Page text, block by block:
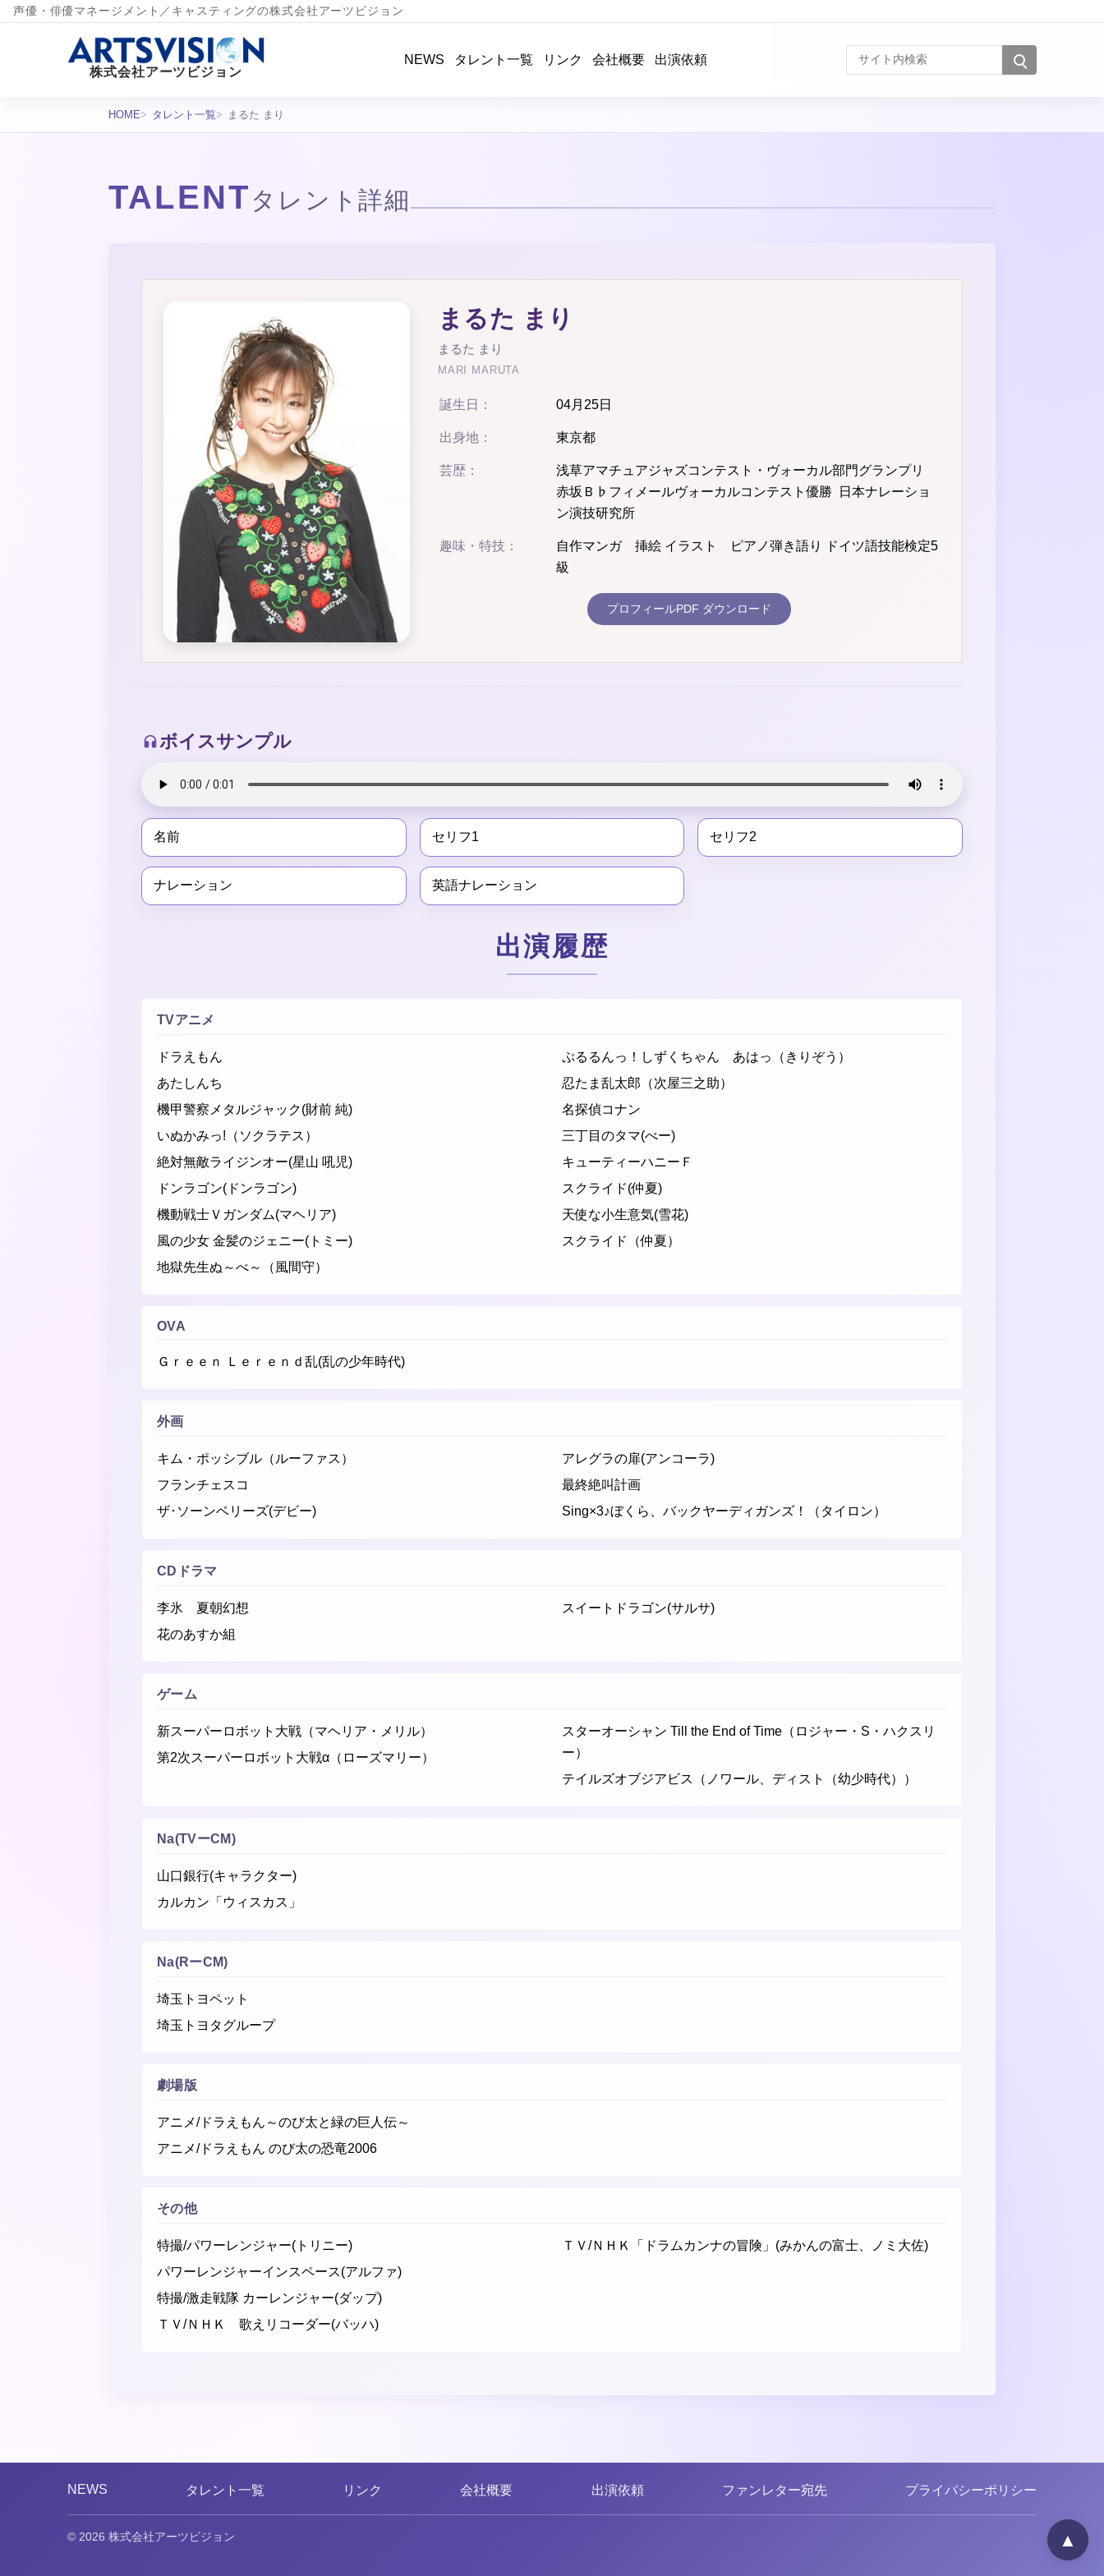
声優・俳優マネージメント／キャスティングの株式会社アーツビジョン
株式会社アーツビジョン
NEWS タレント一覧 リンク 会社概要 出演依頼 サイト内検索
HOME タレント一覧 まるた まり
TALENT タレント詳細
まるた まり
まるた まり
MARI MARUTA
誕生日： 04月25日
出身地： 東京都
芸歴：
浅草アマチュアジャズコンテスト・ヴォーカル部門グランプリ
赤坂Ｂ♭フィメールヴォーカルコンテスト優勝 日本ナレーショ
ン演技研究所
趣味・特技：
自作マンガ 挿絵 イラスト ピアノ弾き語り ドイツ語技能検定5
級
プロフィールPDF ダウンロード
ボイスサンプル
名前 セリフ1 セリフ2
ナレーション 英語ナレーション
出演履歴
TVアニメ
ドラえもん
あたしんち
機甲警察メタルジャック(財前 純)
いぬかみっ!（ソクラテス）
絶対無敵ライジンオー(星山 吼児)
ドンラゴン(ドンラゴン)
機動戦士Ｖガンダム(マヘリア)
風の少女 金髪のジェニー(トミー)
地獄先生ぬ～べ～（風間守）
ぷるるんっ！しずくちゃん あはっ（きりぞう）
忍たま乱太郎（次屋三之助）
名探偵コナン
三丁目のタマ(べー)
キューティーハニーＦ
スクライド(仲夏)
天使な小生意気(雪花)
スクライド（仲夏）
OVA
Ｇｒｅｅｎ Ｌｅｒｅｎｄ乱(乱の少年時代)
外画
キム・ポッシブル（ルーファス）
フランチェスコ
ザ･ソーンベリーズ(デビー)
アレグラの扉(アンコーラ)
最終絶叫計画
Sing×3♪ぼくら、バックヤーディガンズ！（タイロン）
CDドラマ
李氷 夏朝幻想
花のあすか組
スイートドラゴン(サルサ)
ゲーム
新スーパーロボット大戦（マヘリア・メリル）
第2次スーパーロボット大戦α（ローズマリー）
スターオーシャン Till the End of Time（ロジャー・S・ハクスリ
ー）
テイルズオブジアビス（ノワール、ディスト（幼少時代））
Na(TVーCM)
山口銀行(キャラクター)
カルカン「ウィスカス」
Na(RーCM)
埼玉トヨペット
埼玉トヨタグループ
劇場版
アニメ/ドラえもん～のび太と緑の巨人伝～
アニメ/ドラえもん のび太の恐竜2006
その他
特撮/パワーレンジャー(トリニー)
パワーレンジャーインスペース(アルファ)
特撮/激走戦隊 カーレンジャー(ダップ)
ＴＶ/ＮＨＫ 歌えリコーダー(バッハ)
ＴＶ/ＮＨＫ「ドラムカンナの冒険」(みかんの富士、ノミ大佐)
NEWS タレント一覧 リンク 会社概要 出演依頼 ファンレター宛先 プライバシーポリシー
© 2026 株式会社アーツビジョン ▲